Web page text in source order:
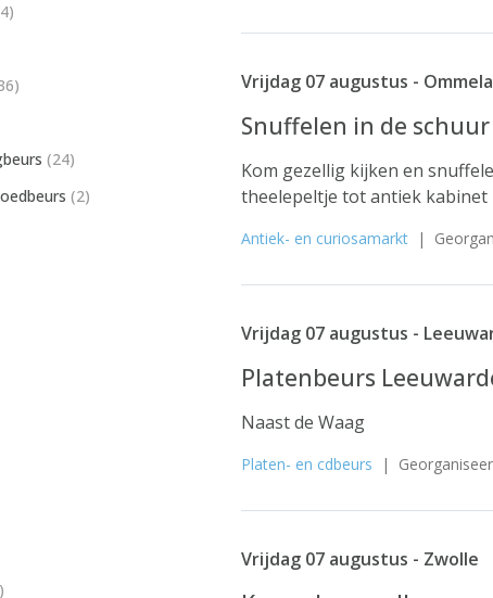
(24)
(2)
Vrijdag 07 augustus -
Snuffelen in de
Kom gezellig kijken en
theelepeltje tot antiek kabinet
Antiek- en curiosamarkt |
Vrijdag 07 augustus -
Platenbeurs
Naast de Waag
Platen- en cdbeurs |
Vrijdag 07 augustus - Zwolle